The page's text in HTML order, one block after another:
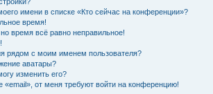
имени в списке «Кто сейчас на конференции»?
время!
время всё равно неправильное!
рядом с моим именем пользователя?
аватары?
изменить его?
«email», от меня требуют войти на конференцию!